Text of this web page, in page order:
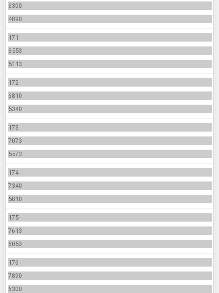
6300
4890
171
6553
5113
172
6810
5340
173
7073
5573
174
7340
5810
175
7613
6053
176
7890
6300